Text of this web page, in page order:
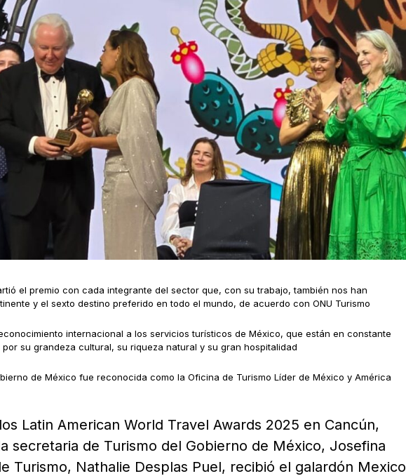
el premio con cada integrante del sector que, con su trabajo, también nos han
y el sexto destino preferido en todo el mundo, de acuerdo con ONU Turismo
internacional a los servicios turísticos de México, que están en constante
su grandeza cultural, su riqueza natural y su gran hospitalidad
de México fue reconocida como la Oficina de Turismo Líder de México y América
Latin American World Travel Awards 2025 en Cancún,
secretaria de Turismo del Gobierno de México, Josefina
Turismo, Nathalie Desplas Puel, recibió el galardón Mexico